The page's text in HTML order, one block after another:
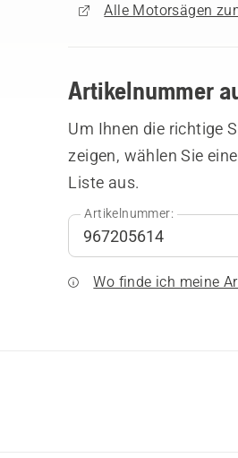
Alle Motorsägen
Artikelnummer
Um Ihnen die richtige
zeigen, wählen Sie
Liste aus.
Artikelnummer:
Wo finde ich meine